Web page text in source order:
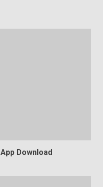
Download